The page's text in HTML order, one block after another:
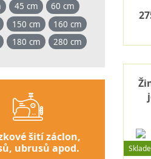
45 cm
60 cm
150 cm
160 cm
180 cm 280 cm
šití záclon,
ubrusů apod.